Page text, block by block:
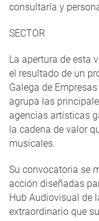
consultaría y
SECTOR
La apertura de esta
el resultado de un
Galega de
agrupa las
agencias artísticas
la cadena de valor
musicales.
Su convocatoria se
acción diseñadas
Hub Audiovisual de
extraordinario que